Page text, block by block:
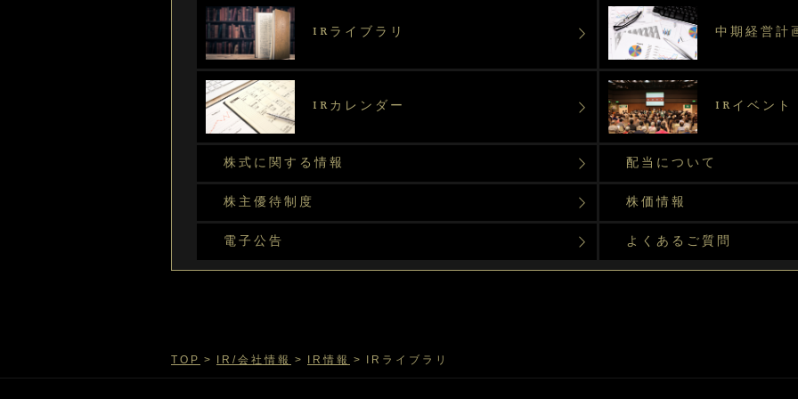
IRライブラリ 中期経営計
IRカレンダー IRイベント
株式に関する情報
配当について
株主優待制度
株価情報
電子公告
よくあるご質問
TOP IR/会社情報 IR情報 IRライブラリ